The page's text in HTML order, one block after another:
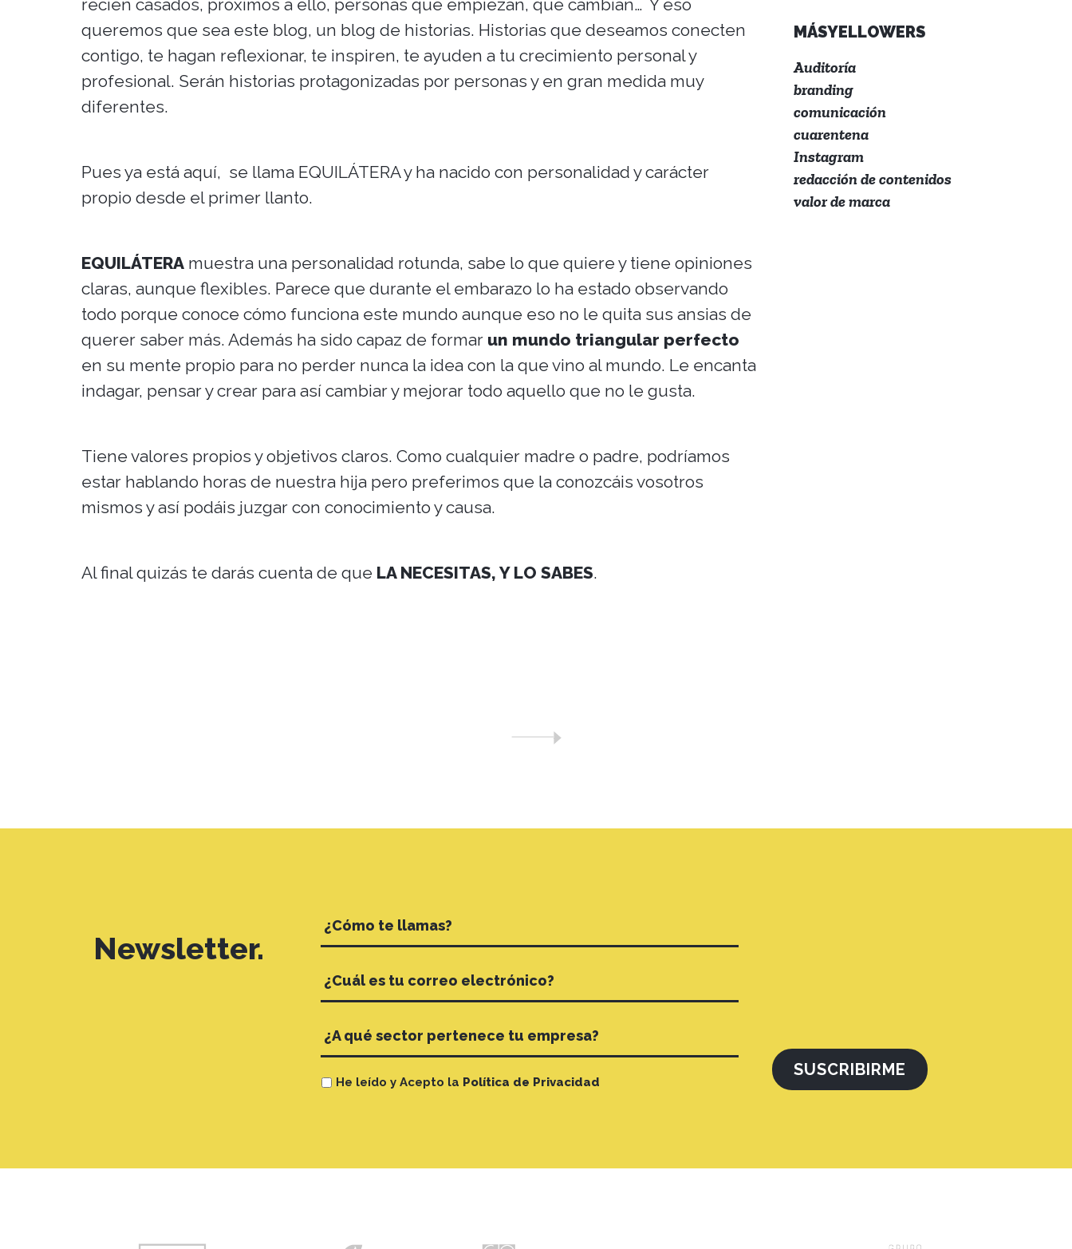
recién casados, próximos a ello, personas que empiezan, que cambian… Y eso
queremos que sea este blog, un blog de historias. Historias que deseamos conecten
contigo, te hagan reflexionar, te inspiren, te ayuden a tu crecimiento personal y
profesional. Serán historias protagonizadas por personas y en gran medida muy
diferentes.
Pues ya está aquí, se llama EQUILÁTERA y ha nacido con personalidad y carácter
propio desde el primer llanto.
EQUILÁTERA muestra una personalidad rotunda, sabe lo que quiere y tiene opiniones
claras, aunque flexibles. Parece que durante el embarazo lo ha estado observando
todo porque conoce cómo funciona este mundo aunque eso no le quita sus ansias de
querer saber más. Además ha sido capaz de formar un mundo triangular perfecto
en su mente propio para no perder nunca la idea con la que vino al mundo. Le encanta
indagar, pensar y crear para así cambiar y mejorar todo aquello que no le gusta.
Tiene valores propios y objetivos claros. Como cualquier madre o padre, podríamos
estar hablando horas de nuestra hija pero preferimos que la conozcáis vosotros
mismos y así podáis juzgar con conocimiento y causa.
Al final quizás te darás cuenta de que LA NECESITAS, Y LO SABES.
MÁSYELLOWERS
Auditoría
branding
comunicación
cuarentena
Instagram
redacción de contenidos
valor de marca
Newsletter.
He leído y Acepto la Política de Privacidad